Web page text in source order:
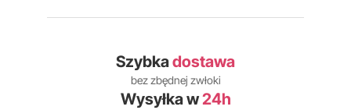
Szybkadostawa
bez zbędnej zwłoki
Wysyłka w24h